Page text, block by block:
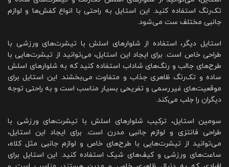
تک‌رنگ استفاده کنید. این استایل به راحتی با انواع کفش‌ها و لوازم
جانبی مختلف ست می‌شود.
استایل دیگر، استفاده از شلوارهای اسلش با تیشرت‌های ورزشی با
طراحی خاص است. برای ایجاد این استایل، می‌توانید از تیشرت‌هایی با
طرح‌های جالب و رنگ‌های شاداب استفاده کنید که به شلوارهای اسلش
ساده و تک‌رنگ ظاهری جذاب و متفاوت می‌بخشند. این استایل برای
موقعیت‌های غیررسمی و تفریحی بسیار مناسب است و به راحتی توجه
دیگران را جلب می‌کند.
سومین استایل، ترکیب شلوارهای اسلش با تیشرت‌های ورزشی با
طراحی فانتزی و لوازم جانبی مدرن است. برای ایجاد این استایل،
می‌توانید از تیشرت‌هایی با طرح‌های خاص و لوازم جانبی مثل کلاه،
ساعت‌های ورزشی و کیف‌های شیک استفاده کنید. این استایل برای